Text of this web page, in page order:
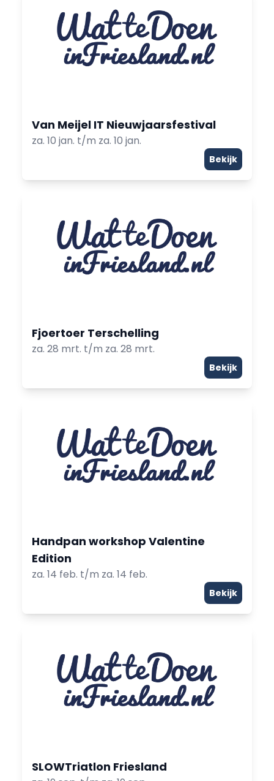
Van Meijel IT Nieuwjaarsfestival
za. 10 jan. t/m za. 10 jan.
Bekijk
Fjoertoer Terschelling
za. 28 mrt. t/m za. 28 mrt.
Bekijk
Handpan workshop Valentine
Edition
za. 14 feb. t/m za. 14 feb.
Bekijk
SLOWTriatlon Friesland